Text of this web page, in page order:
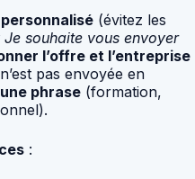
(évitez les
Je souhaite vous envoyer
l’offre et l’entreprise
pas envoyée en
phrase (formation,
: